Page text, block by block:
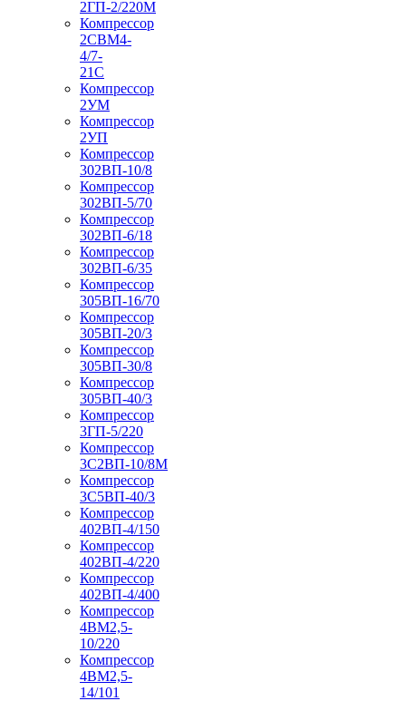
2ГП-2/220М
Компрессор
2СВМ4-
4/7-
21С
Компрессор
2УМ
Компрессор
2УП
Компрессор
302ВП-10/8
Компрессор
302ВП-5/70
Компрессор
302ВП-6/18
Компрессор
302ВП-6/35
Компрессор
305ВП-16/70
Компрессор
305ВП-20/3
Компрессор
305ВП-30/8
Компрессор
305ВП-40/3
Компрессор
3ГП-5/220
Компрессор
3С2ВП-10/8М
Компрессор
3С5ВП-40/3
Компрессор
402ВП-4/150
Компрессор
402ВП-4/220
Компрессор
402ВП-4/400
Компрессор
4ВМ2,5-
10/220
Компрессор
4ВМ2,5-
14/101